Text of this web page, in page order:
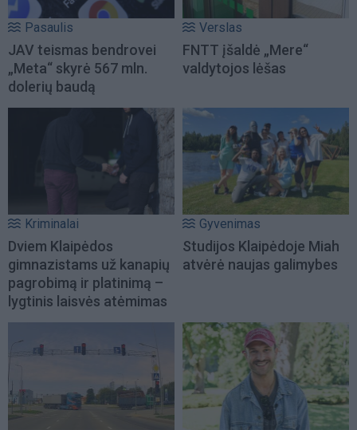
Pasaulis
JAV teismas bendrovei
„Meta“ skyrė 567 mln.
dolerių baudą
Verslas
FNTT įšaldė „Mere“
valdytojos lėšas
Kriminalai
Dviem Klaipėdos
gimnazistams už kanapių
pagrobimą ir platinimą –
lygtinis laisvės atėmimas
Gyvenimas
Studijos Klaipėdoje Miah
atvėrė naujas galimybes